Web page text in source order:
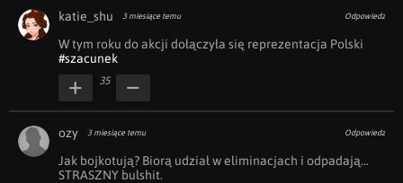
katie_shu 3 miesiące temu Odpowiedz
W tym roku do akcji dołączyła się reprezentacja Polski
#szacunek
35
ozy 3 miesiące temu Odpowiedz
Jak bojkotują? Biorą udział w eliminacjach i odpadają…
STRASZNY bulshit.